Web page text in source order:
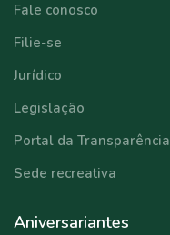
Fale conosco
Filie-se
Jurídico
Legislação
Portal da Transparência
Sede recreativa
Aniversariantes